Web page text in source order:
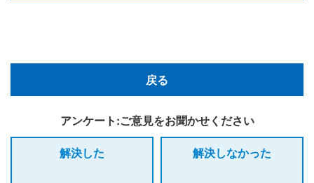
戻る
アンケート:ご意見をお聞かせください
解決した
解決しなかった